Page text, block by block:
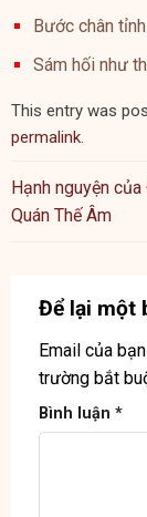
Bước chân
Sám hối như
This entry was
permalink.
Hạnh nguyện
Quán Thế Âm
Để lại một
Email của
trường bắt
Bình luận *